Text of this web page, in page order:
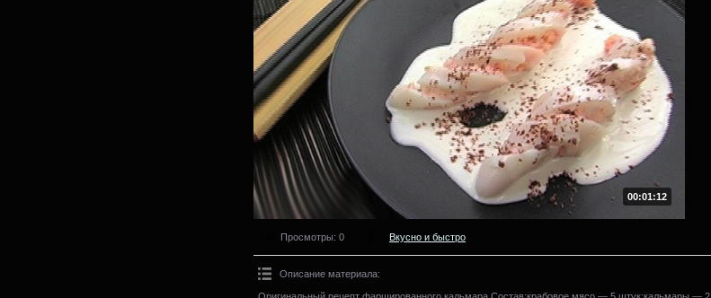
00:01:12
Просмотры: 0 Вкусно и быстро
Описание материала:
Оригинальный рецепт фаршированного кальмара.Состав:крабовое мясо — 5 штук;кальмары — 2